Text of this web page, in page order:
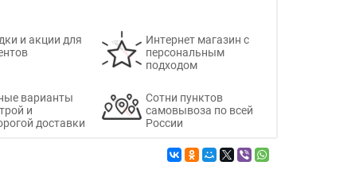
и акции для
Интернет магазин с
персональным
подходом
варианты
и
доставки
Сотни пунктов
самовывоза по всей
России